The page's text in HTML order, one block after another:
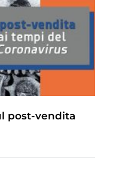
post-vendita